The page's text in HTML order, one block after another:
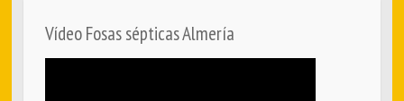
Vídeo Fosas sépticas Almería